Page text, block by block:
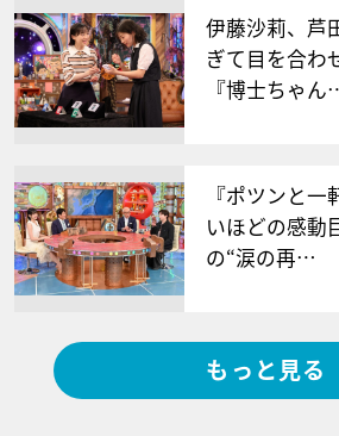
伊藤沙莉、芦
ぎて目を合
『博士ちゃん
『ポツンと
いほどの感動
の“涙の再…
もっと見る